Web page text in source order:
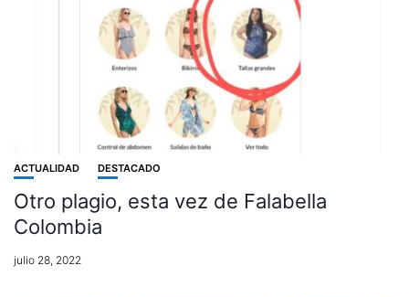
ACTUALIDAD DESTACADO
Otro plagio, esta vez de Falabella
Colombia
julio 28, 2022